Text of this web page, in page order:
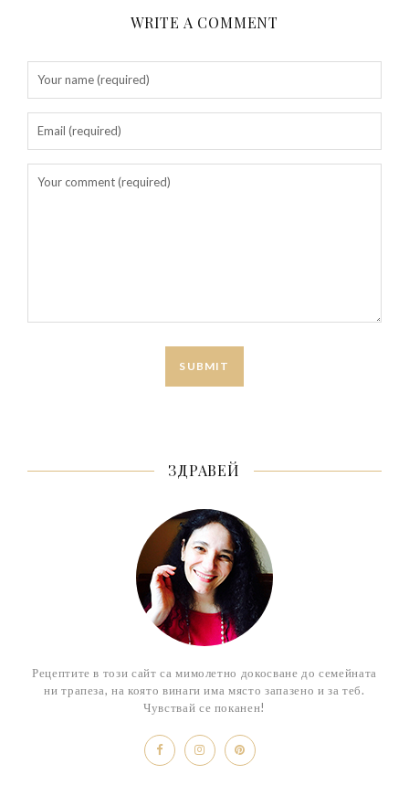
WRITE A COMMENT
ЗДРАВЕЙ
Рецептите в този сайт са мимолетно докосване до семейната
ни трапеза, на която винаги има място запазено и за теб.
Чувствай се поканен!